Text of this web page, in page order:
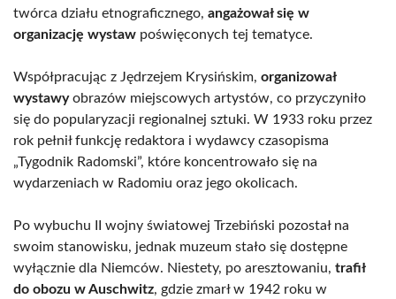
twórca działu etnograficznego, angażował się w
organizację wystaw poświęconych tej tematyce.
Współpracując z Jędrzejem Krysińskim, organizował
wystawyobrazów miejscowych artystów, co przyczyniło
się do popularyzacji regionalnej sztuki. W 1933 roku przez
rok pełnił funkcję redaktora i wydawcy czasopisma
„Tygodnik Radomski”, które koncentrowało się na
wydarzeniach w Radomiu oraz jego okolicach.
Po wybuchu II wojny światowej Trzebiński pozostał na
swoim stanowisku, jednak muzeum stało się dostępne
wyłącznie dla Niemców. Niestety, po aresztowaniu, trafił
do obozu w Auschwitz, gdzie zmarł w 1942 roku w